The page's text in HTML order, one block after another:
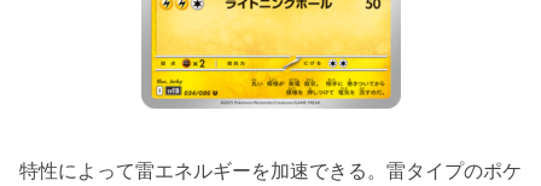
特性によって雷エネルギーを加速できる。雷タイプのポケ